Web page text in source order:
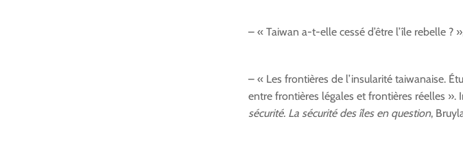
– « Taiwan a-t-elle cessé d’être l’île rebelle ?
– « Les frontières de l’insularité taiwanaise.
entre frontières légales et frontières réelles ».
sécurité. La sécurité des îles en question,